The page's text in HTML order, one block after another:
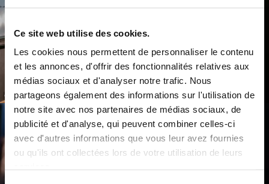
Ce site web utilise des cookies.
Les cookies nous permettent de personnaliser le contenu
et les annonces, d'offrir des fonctionnalités relatives aux
médias sociaux et d'analyser notre trafic. Nous
partageons également des informations sur l'utilisation de
notre site avec nos partenaires de médias sociaux, de
publicité et d'analyse, qui peuvent combiner celles-ci
avec d'autres informations que vous leur avez fournies
ou qu'ils ont collectées lors de votre utilisation de leurs
© Pancake! Photographie